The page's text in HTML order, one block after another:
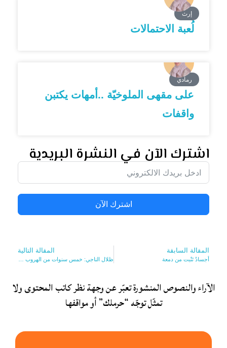
إرث
لُعبة الاحتمالات
رمادي
على مقهى الملوخيّة ..أمهات يكتبن
واقفات
اشترك الآن في النشرة البريدية
اشترك الآن
المقالة السابقة
أجسادٌ تَنْبت من دمعة
المقالة التالية
الآراء والنصوص المنشورة تعبّر عن وجهة نظر كاتب المحتوى ولا
تمثّل توجّه “حرملك” أو مواقفها